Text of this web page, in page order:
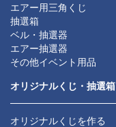
エアー用三角くじ
抽選箱
ベル・抽選器
エアー抽選器
その他イベント用品
オリジナルくじ・抽選箱
オリジナルくじを作る